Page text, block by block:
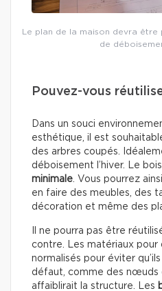
Le plan de la maison devra
de
Pouvez-vous
Dans un souci
esthétique, il est
des arbres coupés.
déboisement l’hiver. Le
minimale. Vous pourrez
en faire des meubles, des
décoration et même des
Il ne pourra pas être
contre. Les matériaux pour
normalisés pour éviter
défaut, comme des nœuds
affaiblirait la structure. Les